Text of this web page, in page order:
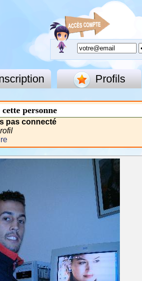
Profils
personne
pas connecté